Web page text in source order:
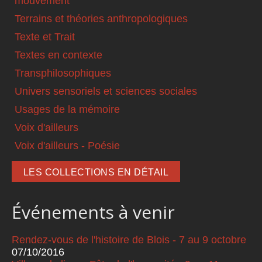
Terrains et théories anthropologiques
Texte et Trait
Textes en contexte
Transphilosophiques
Univers sensoriels et sciences sociales
Usages de la mémoire
Voix d'ailleurs
Voix d'ailleurs - Poésie
LES COLLECTIONS EN DÉTAIL
Événements à venir
Rendez-vous de l'histoire de Blois - 7 au 9 octobre
07/10/2016